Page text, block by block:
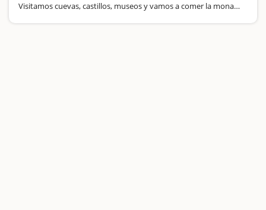
Visitamos cuevas, castillos, museos y vamos a comer la mona…